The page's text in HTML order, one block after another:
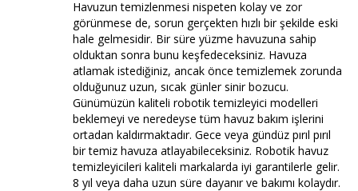
Havuzun temizlenmesi nispeten kolay ve zor
görünmese de, sorun gerçekten hızlı bir şekilde eski
hale gelmesidir. Bir süre yüzme havuzuna sahip
olduktan sonra bunu keşfedeceksiniz. Havuza
atlamak istediğiniz, ancak önce temizlemek zorunda
olduğunuz uzun, sıcak günler sinir bozucu.
Günümüzün kaliteli robotik temizleyici modelleri
beklemeyi ve neredeyse tüm havuz bakım işlerini
ortadan kaldırmaktadır. Gece veya gündüz pırıl pırıl
bir temiz havuza atlayabileceksiniz. Robotik havuz
temizleyicileri kaliteli markalarda iyi garantilerle gelir.
8 yıl veya daha uzun süre dayanır ve bakımı kolaydır.